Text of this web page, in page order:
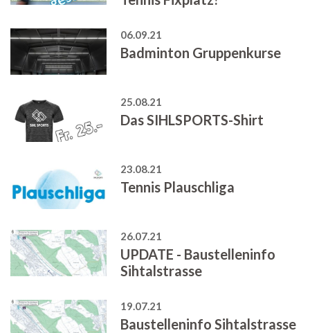
06.09.21
Badminton Gruppenkurse
25.08.21
Das SIHLSPORTS-Shirt
23.08.21
Tennis Plauschliga
26.07.21
UPDATE - Baustelleninfo
Sihtalstrasse
19.07.21
Baustelleninfo Sihtalstrasse